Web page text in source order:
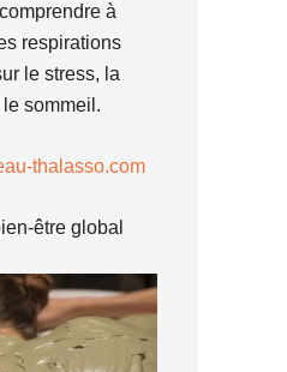
à
respirations
le stress, la
sommeil.
thalasso.com
être global